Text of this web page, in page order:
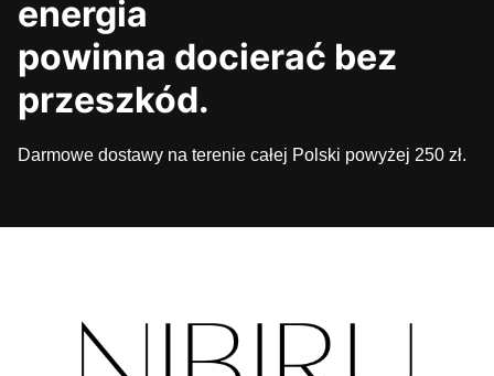
energia
powinna docierać bez
przeszkód.
Darmowe dostawy na terenie całej Polski powyżej 250 zł.